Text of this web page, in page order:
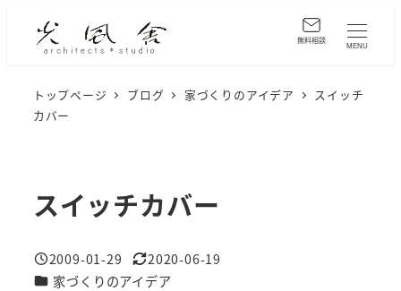
MENU
トップページ ブログ 家づくりのアイデア
スイッチ
カバー
スイッチカバー
投稿日
2009-01-29
更新日
2020-06-19
カテゴリー
家づくりのアイデア
無料相談